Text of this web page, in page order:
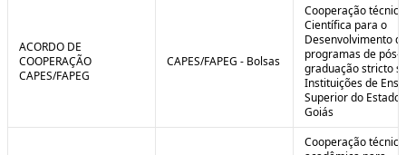
ACORDO DE
COOPERAÇÃO
CAPES/FAPEG
CAPES/FAPEG - Bolsas
Cooperação
Científica para o
Desenvolvimento
programas de pós-
graduação stricto
Instituições de
Superior do Estado
Goiás
Cooperação